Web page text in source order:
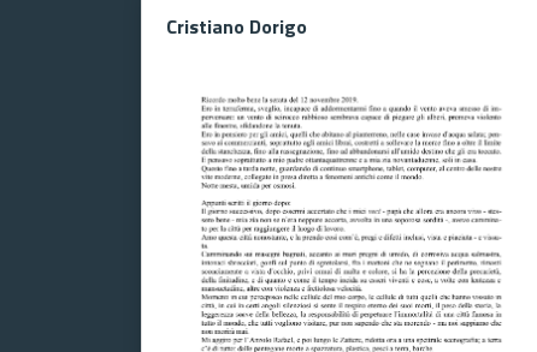
Cristiano Dorigo